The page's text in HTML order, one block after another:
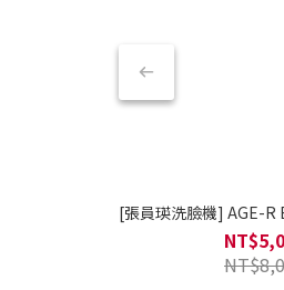
[張員瑛洗臉機] AGE-